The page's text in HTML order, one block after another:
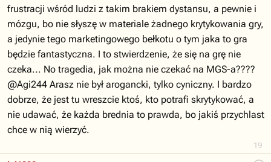
19
frustracji wśród ludzi z takim brakiem dystansu, a pewnie i
mózgu, bo nie słyszę w materiale żadnego krytykowania gry,
a jedynie tego marketingowego bełkotu o tym jaka to gra
będzie fantastyczna. I to stwierdzenie, że się na grę nie
czeka... No tragedia, jak można nie czekać na MGS-a????
@Agi244 Arasz nie był arogancki, tylko cyniczny. I bardzo
dobrze, że jest tu wreszcie ktoś, kto potrafi skrytykować, a
nie udawać, że każda brednia to prawda, bo jakiś przychlast
chce w nią wierzyć.